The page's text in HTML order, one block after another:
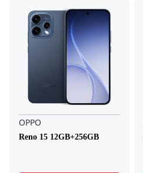
OPPO
Reno 15 12GB+256GB